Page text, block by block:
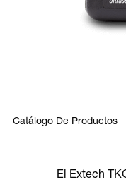
Catálogo De Productos
El Extech